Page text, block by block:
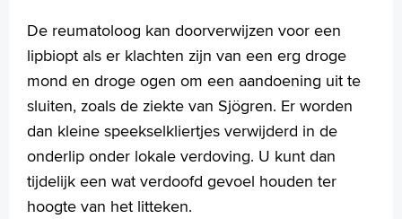
Uw dossier inzien?
Wachttijden
Folders
Handige links
Homepage
Praktische informatie
De reumatoloog kan doorverwijzen voor een
lipbiopt als er klachten zijn van een erg droge
mond en droge ogen om een aandoening uit te
sluiten, zoals de ziekte van Sjögren. Er worden
dan kleine speekselkliertjes verwijderd in de
onderlip onder lokale verdoving. U kunt dan
tijdelijk een wat verdoofd gevoel houden ter
hoogte van het litteken.